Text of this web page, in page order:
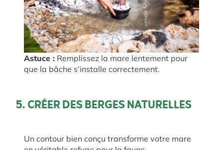
Astuce : Remplissez la mare lentement pour
que la bâche s’installe correctement.
5. CRÉER DES BERGES NATURELLES
Un contour bien conçu transforme votre mare